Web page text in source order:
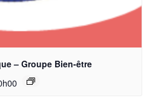
– Groupe Bien-être